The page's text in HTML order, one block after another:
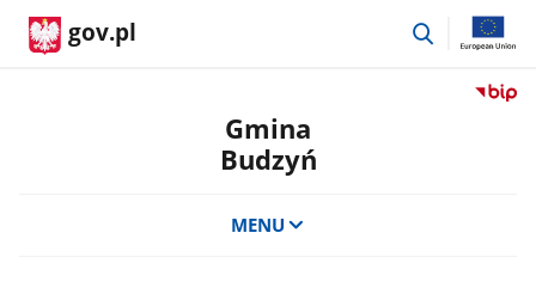
gov.pl
przejdź
Przejdź
Gmina
Budzyń
MENU